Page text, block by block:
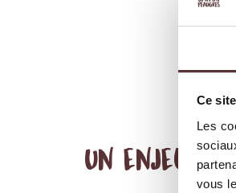
Ce
Les
vous
Un enjeu